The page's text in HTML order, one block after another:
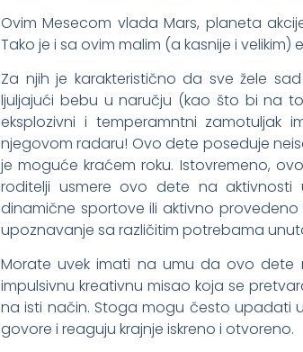
Ovim Mesecom vlada Mars, planeta
Tako je i sa ovim malim (a kasnije i velikim)
Za njih je karakteristično da sve žele
ljuljajući bebu u naručju (kao što bi na
eksplozivni i temperamntni
njegovom radaru! Ovo dete poseduje
je moguće kraćem roku. Istovremeno,
roditelji usmere ovo dete na aktivnosti
dinamične sportove ili aktivno
upoznavanje sa različitim potrebama
Morate uvek imati na umu da ovo dete
impulsivnu kreativnu misao koja se
na isti način. Stoga mogu često upadati
govore i reaguju krajnje iskreno i otvoreno.